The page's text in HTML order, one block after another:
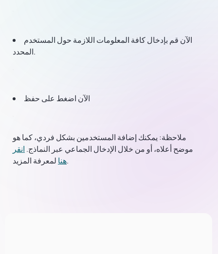
الآن قم بإدخال كافة المعلومات اللازمة حول المستخدم
المحدد.
الآن اضغط على حفظ
ملاحظة: يمكنك إضافة المستخدمين بشكل فردي، كما هو
موضح أعلاه، أو من خلال الإدخال الجماعي عبر النماذج. انقر
هنالمعرفة المزيد.